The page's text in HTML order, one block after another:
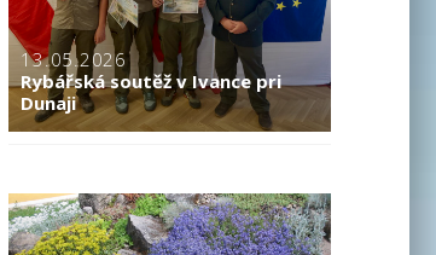
13.05.2026
Rybářská soutěž v Ivance pri
Dunaji